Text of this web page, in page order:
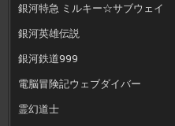
銀河特急 ミルキー☆サブウェイ
銀河英雄伝説
銀河鉄道999
電脳冒険記ウェブダイバー
霊幻道士